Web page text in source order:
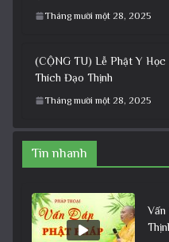
Tháng mười một 28, 2025
(CỘNG TU) Lễ Phật Y
Thích Đạo Thịnh
Tháng mười một 28, 2025
Tin nhanh
Vấn